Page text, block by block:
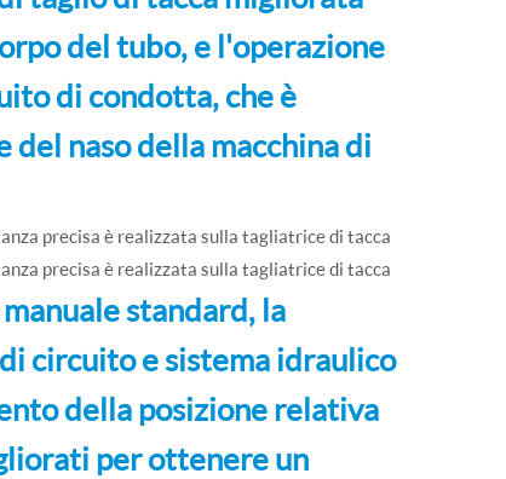
del tubo, e l'operazione
di condotta, che è
naso della macchina di
precisa è realizzata sulla tagliatrice di tacca
precisa è realizzata sulla tagliatrice di tacca
standard, la
circuito e sistema idraulico
della posizione relativa
per ottenere un